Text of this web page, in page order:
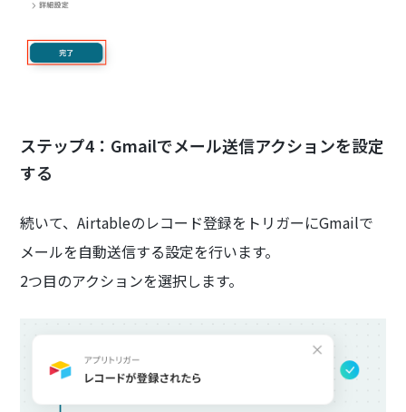
ステップ4：Gmailでメール送信アクションを設定
する
続いて、Airtableのレコード登録をトリガーにGmailで
メールを自動送信する設定を行います。
2つ目のアクションを選択します。